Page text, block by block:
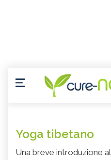
Yoga tibetano
Una breve introduzione